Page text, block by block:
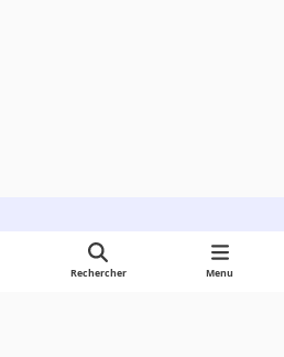
Rechercher Menu